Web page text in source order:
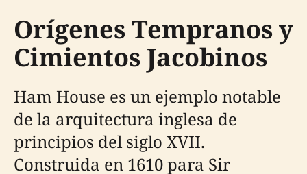
Orígenes Tempranos y
Cimientos Jacobinos
Ham House es un ejemplo notable
de la arquitectura inglesa de
principios del siglo XVII.
Construida en 1610 para Sir